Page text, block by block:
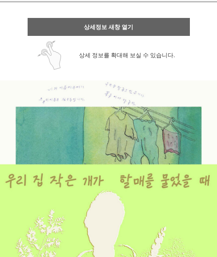
상세정보 새창 열기
상세 정보를 확대해 보실 수 있습니다.